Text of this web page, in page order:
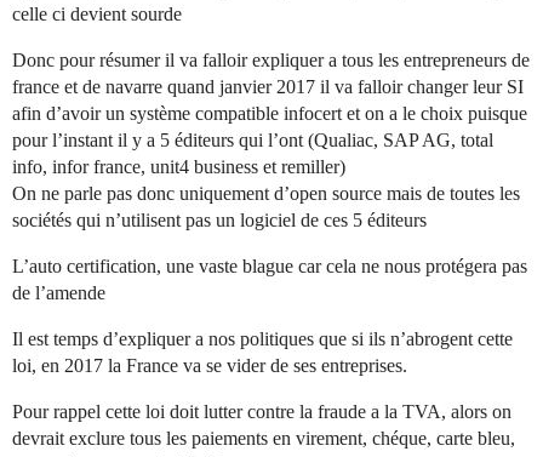
celle ci devient sourde
Donc pour résumer il va falloir expliquer a tous les entrepreneurs de
france et de navarre quand janvier 2017 il va falloir changer leur SI
afin d’avoir un système compatible infocert et on a le choix puisque
pour l’instant il y a 5 éditeurs qui l’ont (Qualiac, SAP AG, total
info, infor france, unit4 business et remiller)
On ne parle pas donc uniquement d’open source mais de toutes les
sociétés qui n’utilisent pas un logiciel de ces 5 éditeurs
L’auto certification, une vaste blague car cela ne nous protégera pas
de l’amende
Il est temps d’expliquer a nos politiques que si ils n’abrogent cette
loi, en 2017 la France va se vider de ses entreprises.
Pour rappel cette loi doit lutter contre la fraude a la TVA, alors on
devrait exclure tous les paiements en virement, chéque, carte bleu,